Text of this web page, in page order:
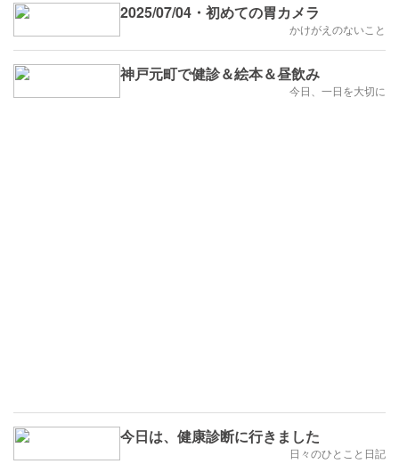
2025/07/04・初めての胃カメラ
かけがえのないこと
神戸元町で健診＆絵本＆昼飲み
今日、一日を大切に
今日は、健康診断に行きました
日々のひとこと日記